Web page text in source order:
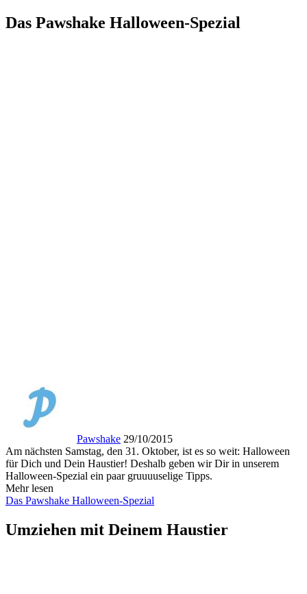
Das Pawshake Halloween-Spezial
Pawshake 29/10/2015
Am nächsten Samstag, den 31. Oktober, ist es so weit: Halloween
für Dich und Dein Haustier! Deshalb geben wir Dir in unserem
Halloween-Spezial ein paar gruuuuselige Tipps.
Mehr lesen
Das Pawshake Halloween-Spezial
Umziehen mit Deinem Haustier